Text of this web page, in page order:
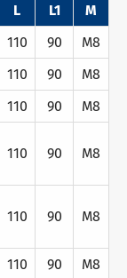
L L1
M
110 90
M8
110 90
M8
110 90 M8
110 90 M8
110 90 M8
110 90
M8